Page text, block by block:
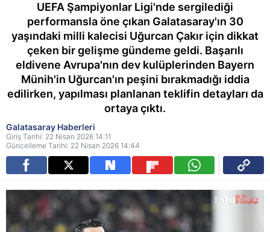
UEFA Şampiyonlar Ligi'nde sergilediği
performansla öne çıkan Galatasaray'ın 30
yaşındaki milli kalecisi Uğurcan Çakır için dikkat
çeken bir gelişme gündeme geldi. Başarılı
eldivene Avrupa'nın dev kulüplerinden Bayern
Münih'in Uğurcan'ın peşini bırakmadığı iddia
edilirken, yapılması planlanan teklifin detayları da
ortaya çıktı.
Galatasaray Haberleri
Giriş Tarihi: 22 Nisan 2026 14:11
Güncelleme Tarihi: 22 Nisan 2026 14:44